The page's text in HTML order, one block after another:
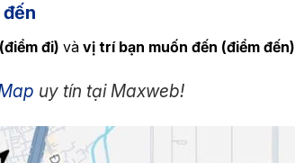
đi) và vị trí bạn muốn đến (điểm đến)
uy tín tại Maxweb!